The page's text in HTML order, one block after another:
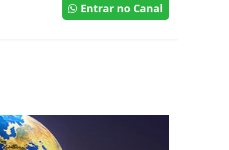
Entrar no Canal